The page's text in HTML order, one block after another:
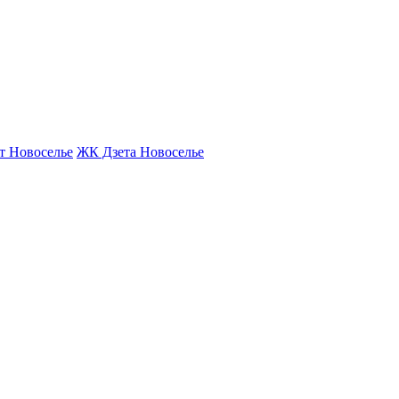
Новоселье ЖК Дзета Новоселье